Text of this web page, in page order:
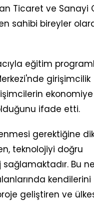
Ticaret ve Sanayi
sahibi bireyler
eğitim
girişimcilik
ekonomiye
ifade etti.
gerektiğine
teknolojiyi doğru
Bu
kendilerini
geliştiren ve